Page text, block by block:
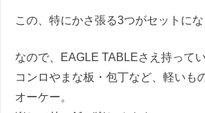
この、特にかさ張る3つがセットにな
なので、EAGLE TABLEさえ持って
コンロやまな板・包丁など、軽いも
オーケー。